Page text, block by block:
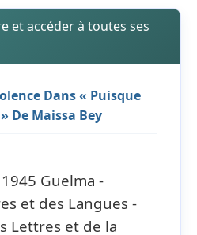
et accéder à toutes ses
Dans « Puisque
De Maissa Bey
Guelma -
et des Langues -
Lettres et de la